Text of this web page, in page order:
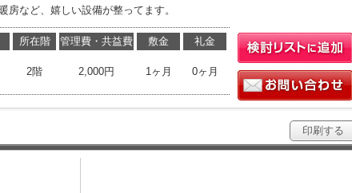
など、嬉しい設備が整ってます。
所在階
2階
管理費・共益費
2,000円
敷金
1ヶ月
礼金
0ヶ月
印刷する